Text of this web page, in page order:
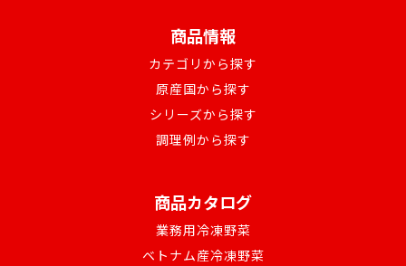
商品情報
カテゴリから探す
原産国から探す
シリーズから探す
調理例から探す
商品カタログ
業務用冷凍野菜
ベトナム産冷凍野菜